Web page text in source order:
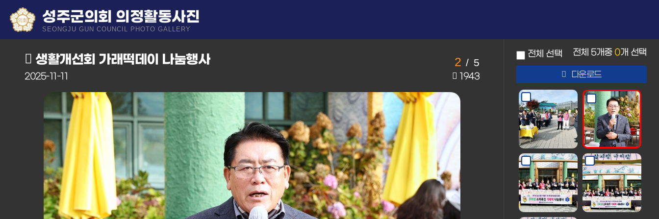
성주군의회 의정활동사진
SEONGJU GUN COUNCIL PHOTO GALLERY
생활개선회 가래떡데이 나눔행사
2025-11-11 1943
2 / 5
전체 선택 전체 5개중 0개 선택
다운로드